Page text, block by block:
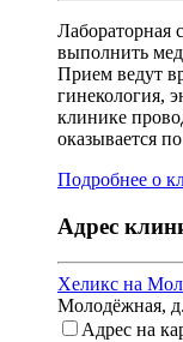
Лабораторная
выполнить
Прием ведут
гинекология,
клинике
оказывается
Подробнее о
Адрес
Хеликс на
Молодёжная,
Адрес на